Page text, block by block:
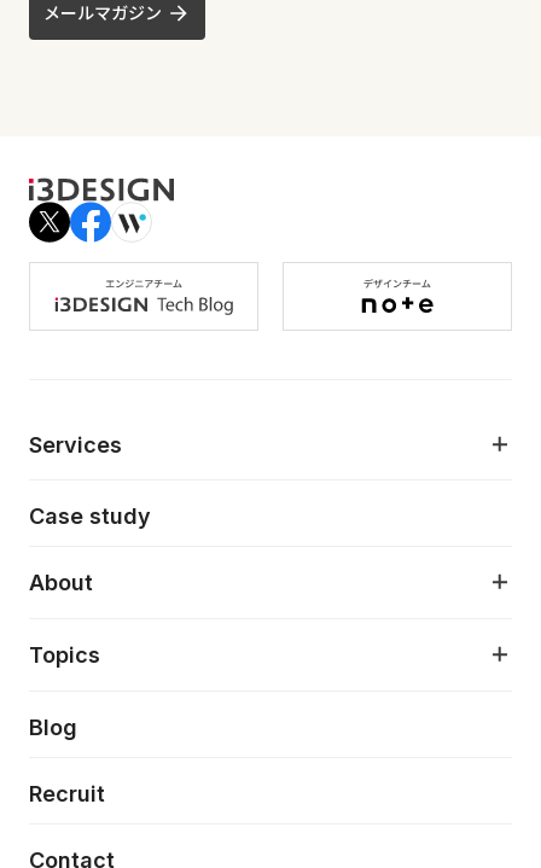
メールマガジン
Services
AI駆動開発支援
モダナイゼーション
特徴量エンジニアリングと生成AI
フロントエンド開発
Case study
About
About
Topics
Press release
News
Event/Seminer
Blog
Recruit
Contact